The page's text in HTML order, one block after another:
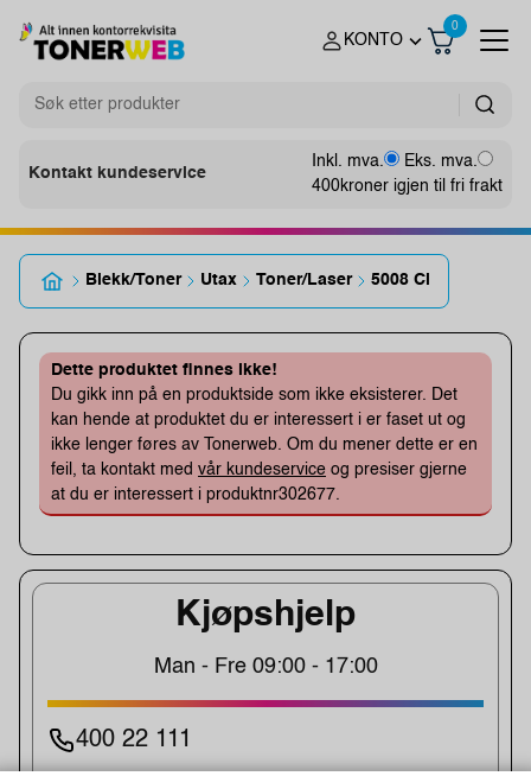
KONTO
0
Kontakt kundeservice
Inkl. mva.
Eks. mva.
400kroner igjen til fri frakt
Blekk/Toner Utax Toner/Laser 5008 Ci
Kjøpshjelp
Man - Fre 09:00 - 17:00
400 22 111
Dette produktet finnes ikke!
Du gikk inn på en produktside som ikke eksisterer. Det
kan hende at produktet du er interessert i er faset ut og
ikke lenger føres av Tonerweb. Om du mener dette er en
feil, ta kontakt med vår kundeservice og presiser gjerne
at du er interessert i produktnr302677.